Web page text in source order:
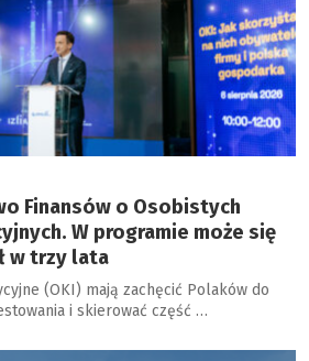
Finansów o Osobistych
W programie może się
w trzy lata
(OKI) mają zachęcić Polaków do
i skierować część …